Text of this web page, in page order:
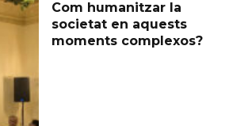
Com humanitzar la
societat en aquests
moments complexos?